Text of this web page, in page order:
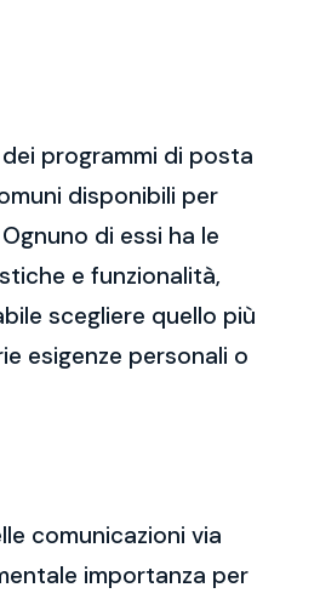
programmi di posta
disponibili per
di essi ha le
e funzionalità,
scegliere quello più
esigenze personali o
comunicazioni via
importanza per